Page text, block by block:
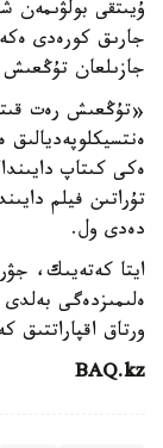
ۇيىتقى بولۋىمەن
جارىق كورەدى
جازىلعان تۇڭعىش
«تۇڭعىش رەت
تۇراتىن فيلم
دەدى ول.
ايتا كەتەيىك،
ەلىمىزدەگى
ورتاق اقپاراتتىق
BAQ.kz